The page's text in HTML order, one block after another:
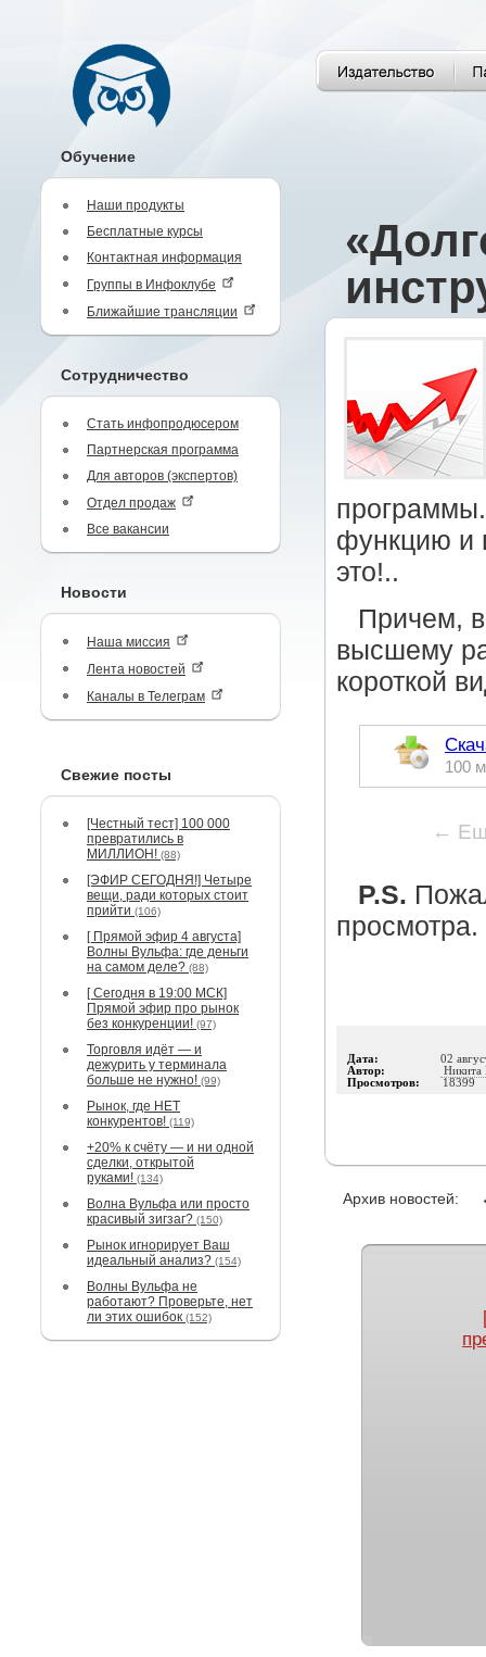
Обучение
Наши продукты
Бесплатные курсы
Контактная информация
Группы в Инфоклубе
Ближайшие трансляции
Сотрудничество
Стать инфопродюсером
Партнерская программа
Для авторов (экспертов)
Отдел продаж
Все вакансии
Новости
Наша миссия
Лента новостей
Каналы в Телеграм
Свежие посты
[Честный тест] 100 000
превратились в
МИЛЛИОН! (88)
[ЭФИР СЕГОДНЯ!] Четыре
вещи, ради которых стоит
прийти (106)
[ Прямой эфир 4 августа]
Волны Вульфа: где деньги
на самом деле? (88)
[ Сегодня в 19:00 МСК]
Прямой эфир про рынок
без конкуренции! (97)
Торговля идёт — и
дежурить у терминала
больше не нужно! (99)
Рынок, где НЕТ
конкурентов! (119)
+20% к счёту — и ни одной
сделки, открытой
руками! (134)
Волна Вульфа или просто
красивый зигзаг? (150)
Рынок игнорирует Ваш
идеальный анализ? (154)
Волны Вульфа не
работают? Проверьте, нет
ли этих ошибок (152)
функцию и
это!..
Причем,
высшему
короткой
100
←
P.S.
Дата: 02
Автор:
Никита
Просмотров: 18399
Архив новостей:
[